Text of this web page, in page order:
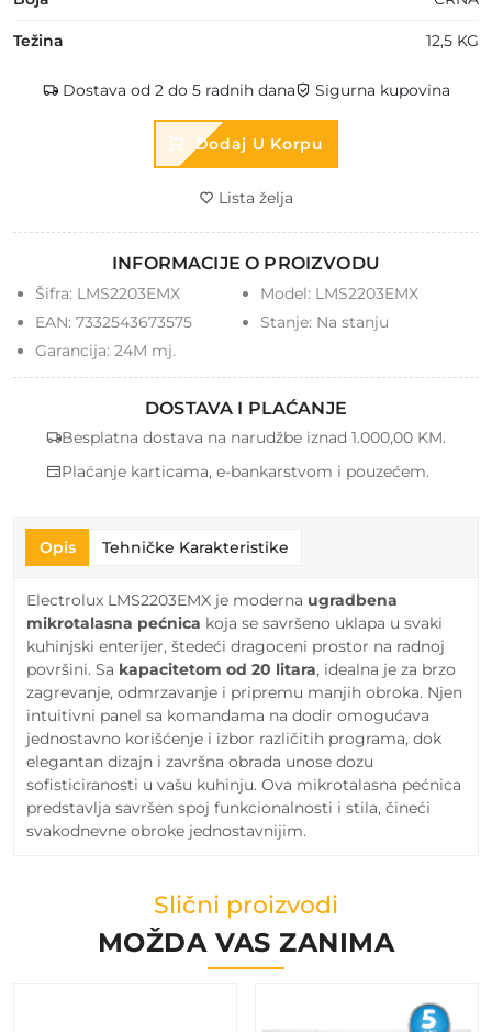
Težina 12,5 KG
Dostava od 2 do 5 radnih dana Sigurna kupovina
Dodaj U Korpu
Lista želja
INFORMACIJE O PROIZVODU
Šifra: LMS2203EMX Model: LMS2203EMX
EAN: 7332543673575 Stanje: Na stanju
Garancija: 24M mj.
DOSTAVA I PLAĆANJE
Besplatna dostava na narudžbe iznad 1.000,00 KM.
Plaćanje karticama, e-bankarstvom i pouzećem.
Opis Tehničke Karakteristike
Electrolux LMS2203EMX je moderna ugradbena
mikrotalasna pećnica koja se savršeno uklapa u svaki
kuhinjski enterijer, štedeći dragoceni prostor na radnoj
površini. Sa kapacitetom od 20 litara, idealna je za brzo
zagrevanje, odmrzavanje i pripremu manjih obroka. Njen
intuitivni panel sa komandama na dodir omogućava
jednostavno korišćenje i izbor različitih programa, dok
elegantan dizajn i završna obrada unose dozu
sofisticiranosti u vašu kuhinju. Ova mikrotalasna pećnica
predstavlja savršen spoj funkcionalnosti i stila, čineći
svakodnevne obroke jednostavnijim.
Slični proizvodi
MOŽDA VAS ZANIMA